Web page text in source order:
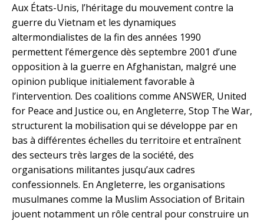
Aux États-Unis, l’héritage du mouvement contre la
guerre du Vietnam et les dynamiques
altermondialistes de la fin des années 1990
permettent l’émergence dès septembre 2001 d’une
opposition à la guerre en Afghanistan, malgré une
opinion publique initialement favorable à
l’intervention. Des coalitions comme ANSWER, United
for Peace and Justice ou, en Angleterre, Stop The War,
structurent la mobilisation qui se développe par en
bas à différentes échelles du territoire et entraînent
des secteurs très larges de la société, des
organisations militantes jusqu’aux cadres
confessionnels. En Angleterre, les organisations
musulmanes comme la Muslim Association of Britain
jouent notamment un rôle central pour construire un